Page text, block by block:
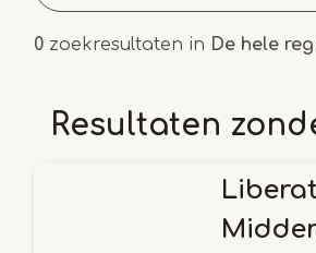
0 zoekresultaten in De hele
Resultaten